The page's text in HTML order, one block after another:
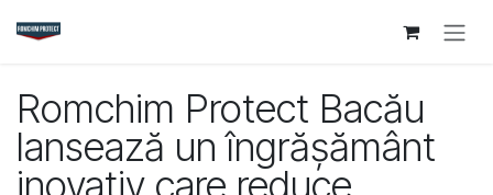
Romchim Protect Bacău
lansează un îngrășământ
inovativ care reduce